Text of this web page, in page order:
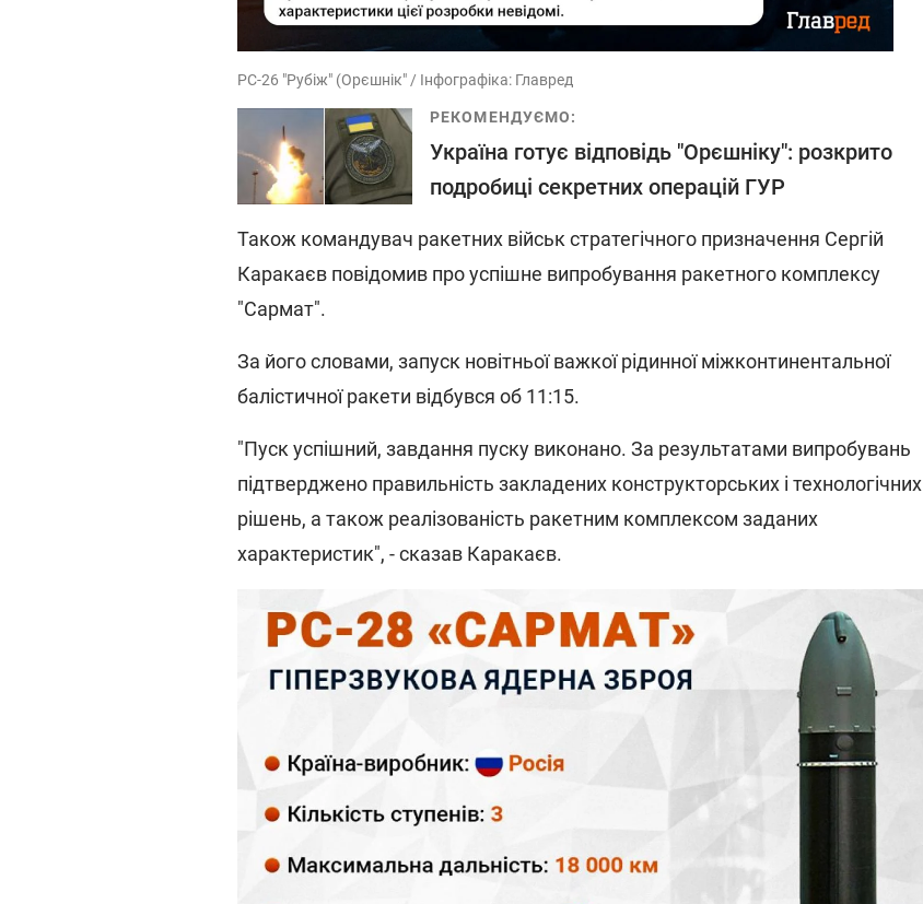
РС-26 "Рубіж" (Орєшнік" / Інфографіка: Главред
РЕКОМЕНДУЄМО:
Україна готує відповідь "Орєшніку": розкрито
подробиці секретних операцій ГУР
Також командувач ракетних військ стратегічного призначення Сергій
Каракаєв повідомив про успішне випробування ракетного комплексу
"Сармат".
За його словами, запуск новітньої важкої рідинної міжконтинентальної
балістичної ракети відбувся об 11:15.
"Пуск успішний, завдання пуску виконано. За результатами випробувань
підтверджено правильність закладених конструкторських і технологічних
рішень, а також реалізованість ракетним комплексом заданих
характеристик", - сказав Каракаєв.